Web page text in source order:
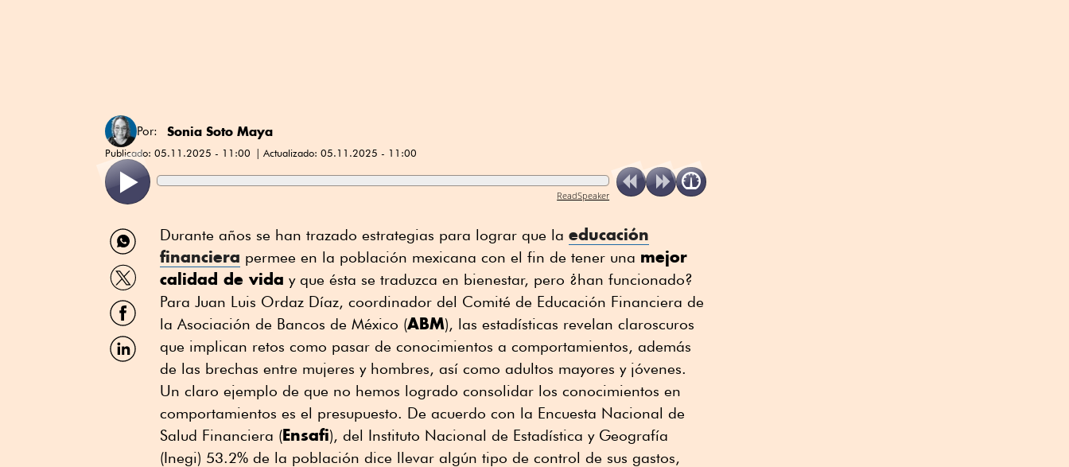
Por: Sonia Soto Maya
Publicado: 05.11.2025 - 11:00 Actualizado: 05.11.2025 - 11:00
ReadSpeaker
Compartir
por
WhatsApp
Compartir
por
Twitter
Compartir
por
Facebook
Compartir
por
Durante años se han trazado estrategias para lograr que la educación
financiera permee en la población mexicana con el fin de tener una mejor
calidad de vida y que ésta se traduzca en bienestar, pero ¿han funcionado?
Para Juan Luis Ordaz Díaz, coordinador del Comité de Educación Financiera de
la Asociación de Bancos de México (ABM), las estadísticas revelan claroscuros
que implican retos como pasar de conocimientos a comportamientos, además
de las brechas entre mujeres y hombres, así como adultos mayores y jóvenes.
Un claro ejemplo de que no hemos logrado consolidar los conocimientos en
comportamientos es el presupuesto. De acuerdo con la Encuesta Nacional de
Salud Financiera (Ensafi), del Instituto Nacional de Estadística y Geografía
(Inegi) 53.2% de la población dice llevar algún tipo de control de sus gastos,